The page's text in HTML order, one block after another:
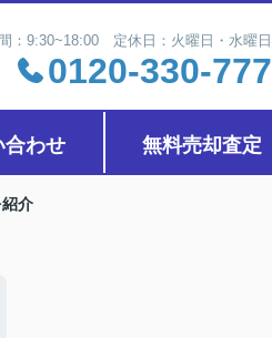
：9:30~18:00 定休日：火曜日・水曜日
0120-330-777
合わせ 無料売却査定
介